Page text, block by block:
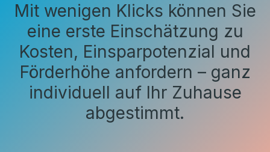
Mit wenigen Klicks können Sie
eine erste Einschätzung zu
Kosten, Einsparpotenzial und
Förderhöhe anfordern – ganz
individuell auf Ihr Zuhause
abgestimmt.